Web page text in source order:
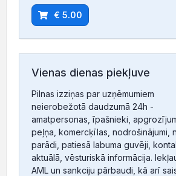
€ 5.00
Vienas dienas piekļuve
Pilnas izziņas par uzņēmumiem
neierobežotā daudzumā 24h -
amatpersonas, īpašnieki,
peļņa, komercķīlas, nodrošinājumi,
parādi, patiesā labuma guvēji,
aktuālā, vēsturiskā informācija.
AML un sankciju pārbaudi, kā arī